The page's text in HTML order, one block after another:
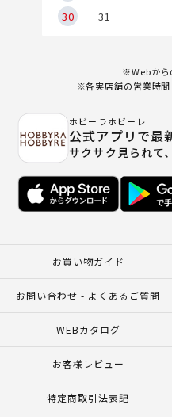
30
31
※Webから
※各実店舗の営業時間
ホビーラホビーレ
公式アプリで最
サクサク見られて
お買い物ガイド
お問い合わせ - よくあるご質問
WEBカタログ
お客様レビュー
特定商取引法表記